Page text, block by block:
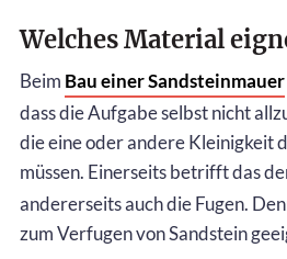
Welches Material
Beim Bau einer Sandsteinmauer
dass die Aufgabe selbst nicht
die eine oder andere Kleinigkeit
müssen. Einerseits betrifft das
andererseits auch die Fugen.
zum Verfugen von Sandstein